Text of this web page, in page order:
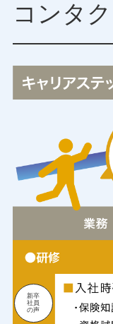
コンタ
新卒
社員
の声